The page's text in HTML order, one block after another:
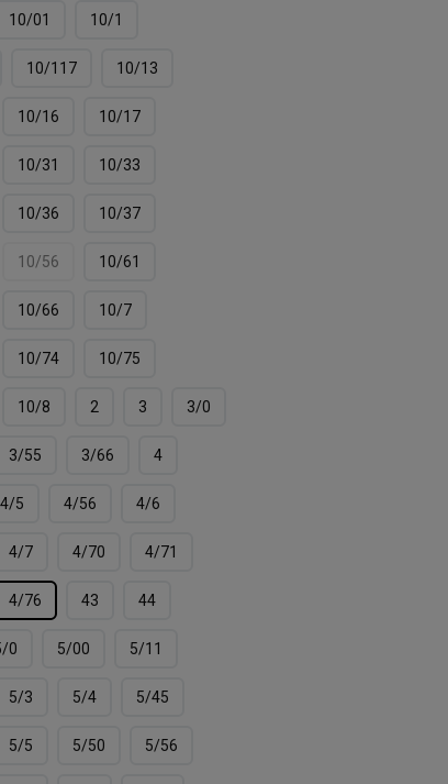
10/01 10/1
10/117 10/13
10/16 10/17
10/31 10/33
10/36 10/37
10/56 10/61
10/66 10/7
10/74 10/75
10/8 2 3 3/0
3/55 3/66 4
4/5 4/56 4/6
4/7 4/70 4/71
4/76 43 44
0 5/00 5/11
5/3 5/4 5/45
5/5 5/50 5/56